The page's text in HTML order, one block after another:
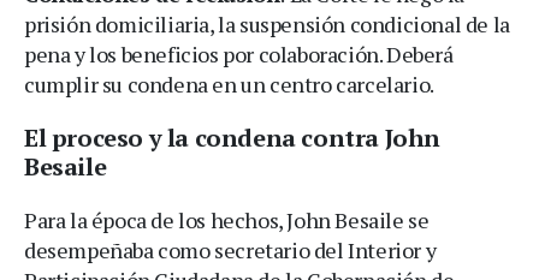
prisión domiciliaria, la suspensión condicional de la
pena y los beneficios por colaboración. Deberá
cumplir su condena en un centro carcelario.
El proceso y la condena contra John
Besaile
Para la época de los hechos, John Besaile se
desempeñaba como secretario del Interior y